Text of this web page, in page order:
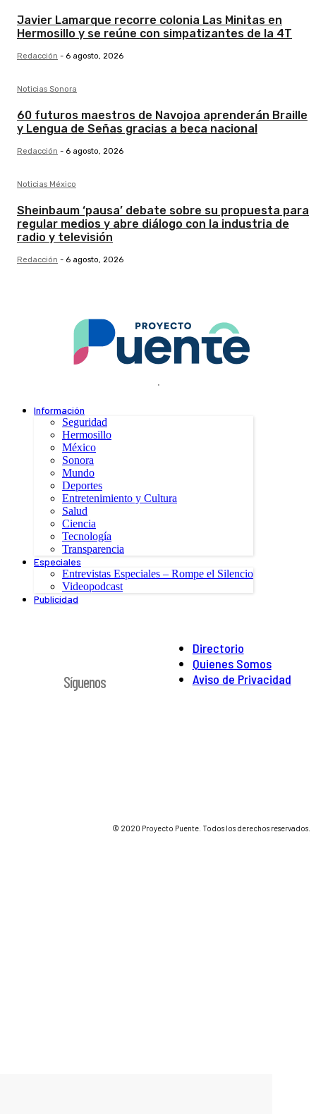
Javier Lamarque recorre colonia Las Minitas en
Hermosillo y se reúne con simpatizantes de la 4T
Redacción - 6 agosto, 2026
Noticias Sonora
60 futuros maestros de Navojoa aprenderán Braille
y Lengua de Señas gracias a beca nacional
Redacción - 6 agosto, 2026
Noticias México
Sheinbaum ‘pausa’ debate sobre su propuesta para
regular medios y abre diálogo con la industria de
radio y televisión
Redacción - 6 agosto, 2026
.
Información
Seguridad
Hermosillo
México
Sonora
Mundo
Deportes
Entretenimiento y Cultura
Salud
Ciencia
Tecnología
Transparencia
Especiales
Entrevistas Especiales – Rompe el Silencio
Videopodcast
Publicidad
Directorio
Quienes Somos
Aviso de Privacidad
Síguenos
© 2020 Proyecto Puente. Todos los derechos reservados.